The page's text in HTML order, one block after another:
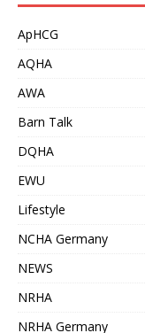
ApHCG
AQHA
AWA
Barn Talk
DQHA
EWU
Lifestyle
NCHA Germany
NEWS
NRHA
NRHA Germany